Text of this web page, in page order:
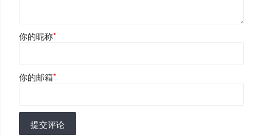
你的昵称*
你的邮箱*
提交评论